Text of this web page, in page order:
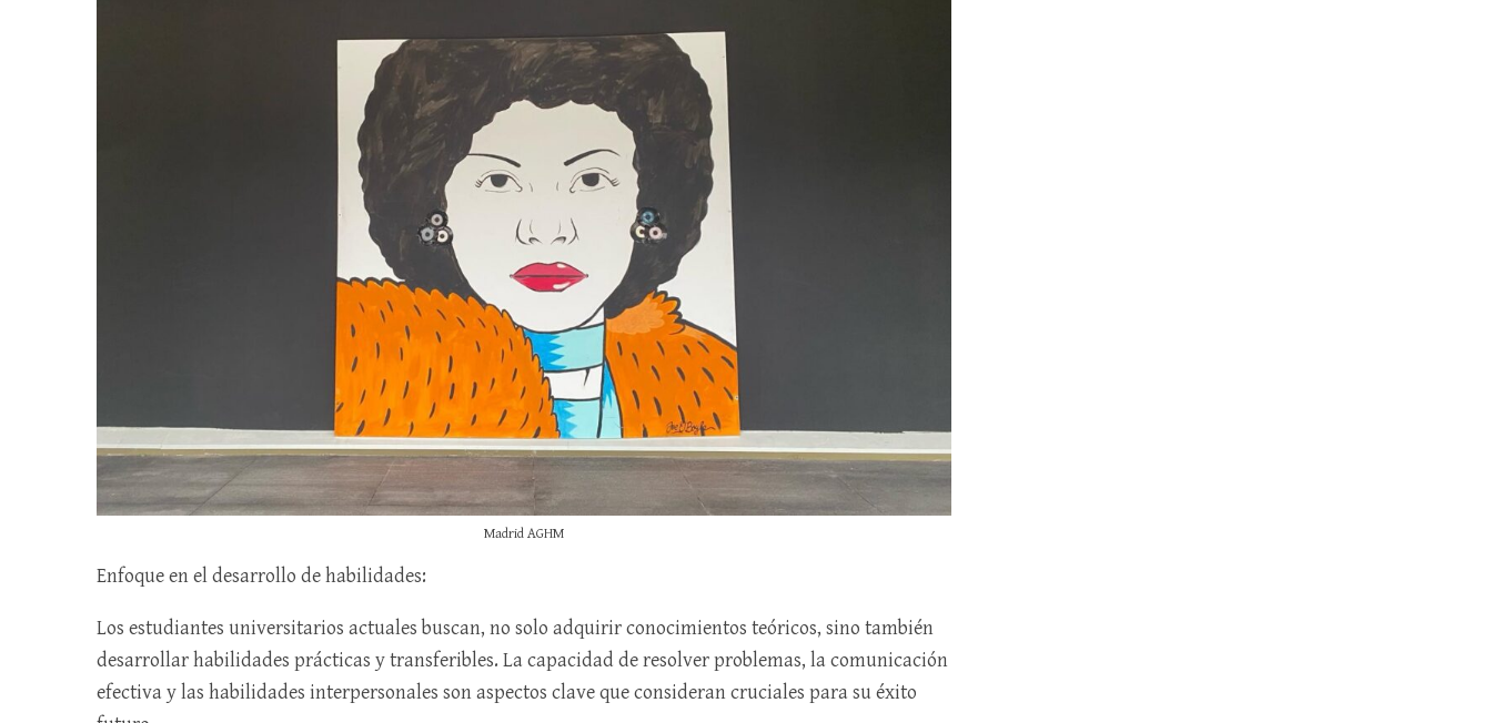
Madrid AGHM
Enfoque en el desarrollo de habilidades:
Los estudiantes universitarios actuales buscan, no solo adquirir conocimientos teóricos, sino también
desarrollar habilidades prácticas y transferibles. La capacidad de resolver problemas, la comunicación
efectiva y las habilidades interpersonales son aspectos clave que consideran cruciales para su éxito